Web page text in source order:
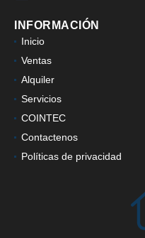
INFORMACIÓN
Inicio
Ventas
Alquiler
Servicios
COINTEC
Contactenos
Políticas de privacidad